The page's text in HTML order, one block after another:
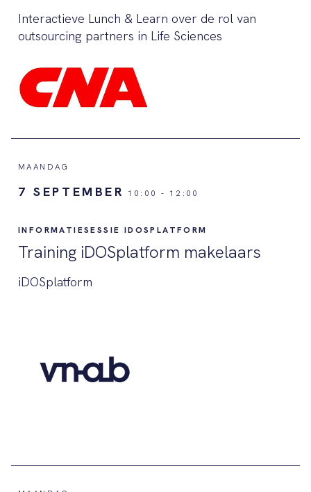
Interactieve Lunch & Learn over de rol van
outsourcing partners in Life Sciences
MAANDAG
7 SEPTEMBER 10:00 - 12:00
INFORMATIESESSIE IDOSPLATFORM
Training iDOSplatform makelaars
iDOSplatform